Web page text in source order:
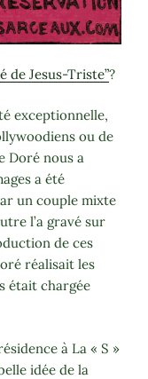
de Jesus-Triste”?
exceptionnelle,
ou de
Doré nous a
a été
un couple mixte
l’a gravé sur
de ces
réalisait les
était chargée
à La « S »
idée de la